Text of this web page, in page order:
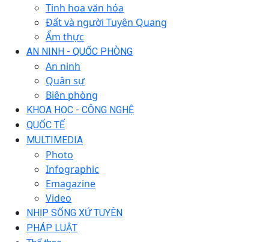
Tinh hoa văn hóa
Đất và người Tuyên Quang
Ẩm thực
AN NINH - QUỐC PHÒNG
An ninh
Quân sự
Biên phòng
KHOA HỌC - CÔNG NGHỆ
QUỐC TẾ
MULTIMEDIA
Photo
Infographic
Emagazine
Video
NHỊP SỐNG XỨ TUYÊN
PHÁP LUẬT